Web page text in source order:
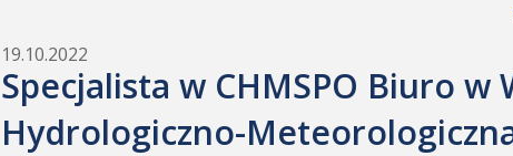
19.10.2022
Specjalista w CHMSPO Biuro w
Hydrologiczno-